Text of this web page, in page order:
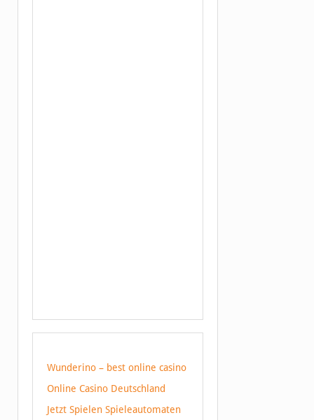
Wunderino – best online casino
Online Casino Deutschland
Jetzt Spielen Spieleautomaten